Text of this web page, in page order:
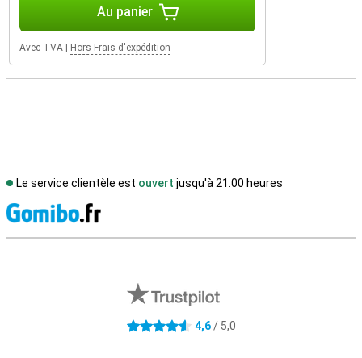
Au panier
Avec TVA Hors Frais d'expédition
Le service clientèle est ouvert jusqu'à 21.00 heures
4.6 étoiles 4,6/ 5,0